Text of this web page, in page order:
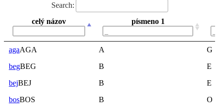
Search:
celý názov
písmeno 1
celý názov
agaAGA A
G
begBEG B
E
bejBEJ B
E
bosBOS B
O